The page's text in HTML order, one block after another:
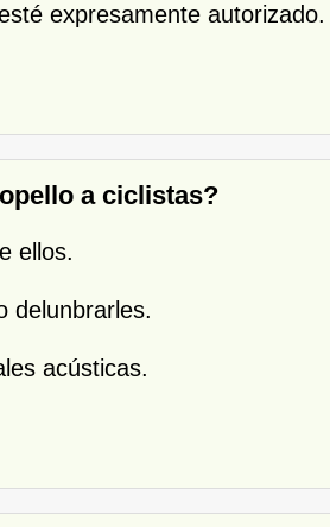
expresamente autorizado.
a ciclistas?
ellos.
delunbrarles.
acústicas.